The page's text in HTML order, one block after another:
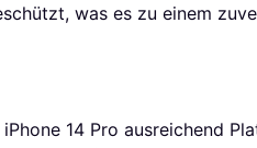
was es zu einem
14 Pro ausreichend